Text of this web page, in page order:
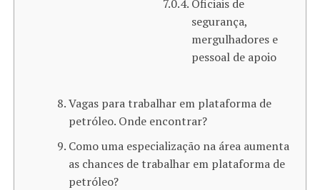
Oficiais de
segurança,
mergulhadores e
pessoal de apoio
Vagas para trabalhar em plataforma de
petróleo​. Onde encontrar?
Como uma especialização na área aumenta
as chances de trabalhar em plataforma de
petróleo?